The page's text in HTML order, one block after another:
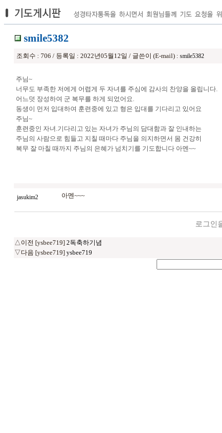
smile5382
조회수 : 706 / 등록일 : 2022년05월12일 / 글쓴이 (E-mail) : smile5382
주님~
너무도 부족한 저에게 어렵게 두 자녀를 주심에 감사의 찬양을 올립니다.
어느덧 장성하여 군 복무를 하게 되었어요.
동생이 먼저 입대하여 훈련중에 있고 형은 입대를 기다리고 있어요
주님~
훈련중인 자녀.기다리고 있는 자녀가 주님의 담대함과 잘 인내하는
주님의 사람으로 힘들고 지칠 때마다 주님을 의지하면서 몸 건강히
복무 잘 마칠 때까지 주님의 은혜가 넘치기를 기도합니다 아멘~~
jasukim2 아멘~~~
로그인
△이전 [ysbee719] 2독축하기념
▽다음 [ysbee719] ysbee719